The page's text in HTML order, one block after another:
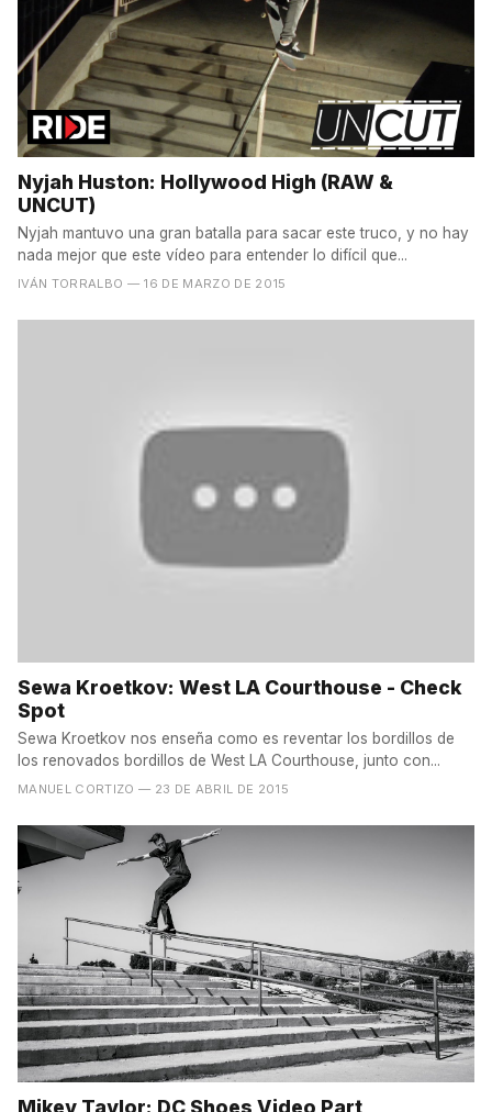
Nyjah Huston: Hollywood High (RAW &
UNCUT)
Nyjah mantuvo una gran batalla para sacar este truco, y no hay
nada mejor que este vídeo para entender lo difícil que...
IVÁN TORRALBO — 16 DE MARZO DE 2015
Sewa Kroetkov: West LA Courthouse - Check
Spot
Sewa Kroetkov nos enseña como es reventar los bordillos de
los renovados bordillos de West LA Courthouse, junto con...
MANUEL CORTIZO — 23 DE ABRIL DE 2015
Mikey Taylor: DC Shoes Video Part